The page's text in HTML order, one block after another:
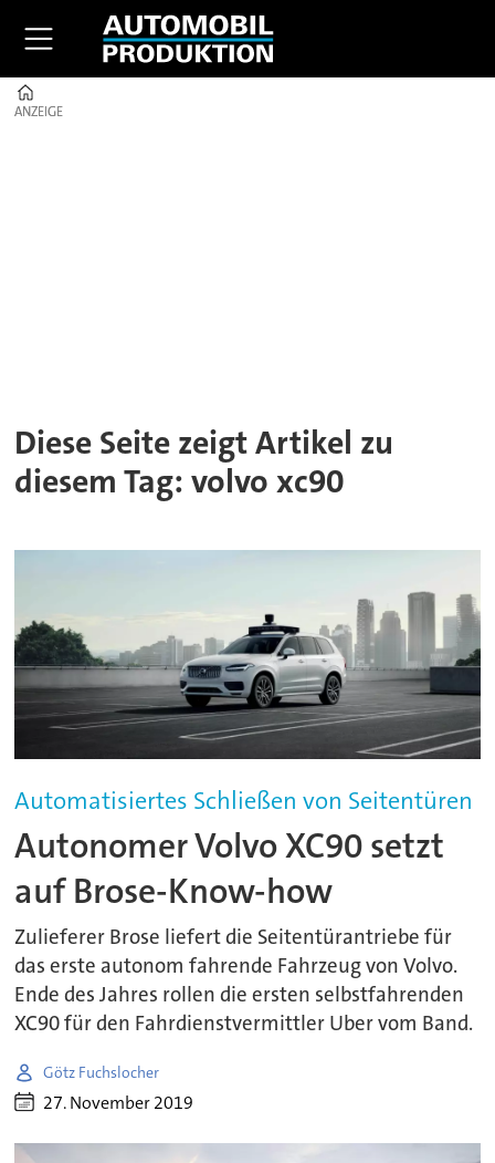
ANZEIGE
ANZEIGE
Diese Seite zeigt Artikel zu
diesem Tag: volvo xc90
Automatisiertes Schließen von Seitentüren
Autonomer Volvo XC90 setzt
auf Brose-Know-how
Zulieferer Brose liefert die Seitentürantriebe für
das erste autonom fahrende Fahrzeug von Volvo.
Ende des Jahres rollen die ersten selbstfahrenden
XC90 für den Fahrdienstvermittler Uber vom Band.
Götz Fuchslocher
27. November 2019